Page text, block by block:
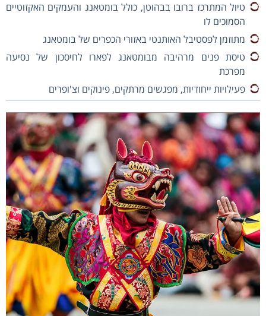
טיול המתרכז ברובו בבהוטן, כולל בומטאנג והעמקים האקזוטיים
הסמוכים לו
מתוזמן לפסטיבל האותנטי באזורי הכפרים של בומטאנג
טיסת פנים מרהיבה מבומטאנג לפארו לחיסכון של נסיעה
מפרכת
פעילויות ייחודיות, מפגשים מרתקים, פינוקים וצ'ופרים